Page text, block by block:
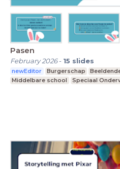
Pasen
February 2026- 15 slides
newEditor Burgerschap
Middelbare school
Speciaal